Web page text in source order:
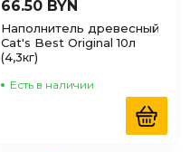
66.50 BYN
Наполнитель древесный
Cat's Best Original 10л
(4,3кг)
Есть в наличии